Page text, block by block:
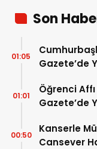
Son
Gazete’de
01:05
Öğrenci
Gazete’de
01:01
Kanserle
Cansever
00:50